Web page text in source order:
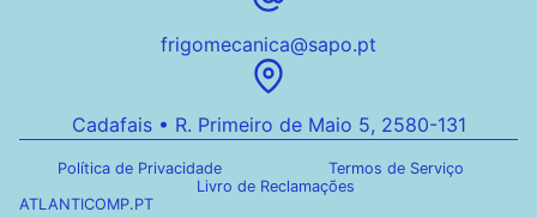
frigomecanica@sapo.pt
Cadafais • R. Primeiro de Maio 5, 2580-131
Política de Privacidade
Termos de Serviço
Livro de Reclamações
ATLANTICOMP.PT